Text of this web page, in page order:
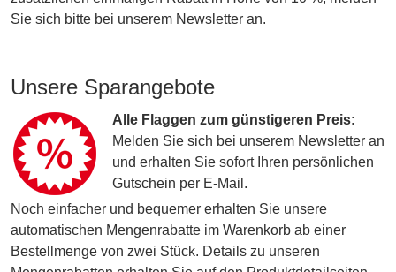
Sie sich bitte bei unserem Newsletter an.
Unsere Sparangebote
Alle Flaggen zum günstigeren Preis:
Melden Sie sich bei unserem Newsletter an
und erhalten Sie sofort Ihren persönlichen
Gutschein per E-Mail.
Noch einfacher und bequemer erhalten Sie unsere
automatischen Mengenrabatte im Warenkorb ab einer
Bestellmenge von zwei Stück. Details zu unseren